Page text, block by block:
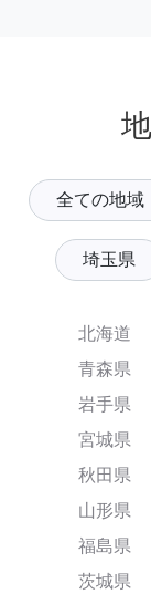
全ての地域
埼玉県
北海道
青森県
岩手県
宮城県
秋田県
山形県
福島県
茨城県